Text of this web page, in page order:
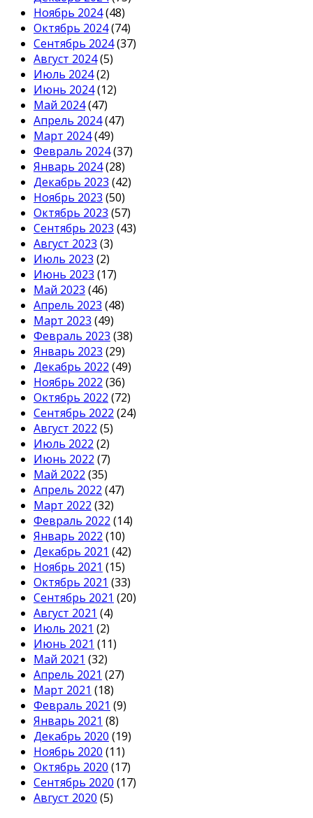
Ноябрь 2024(48)
Октябрь 2024(74)
Сентябрь 2024(37)
Август 2024(5)
Июль 2024(2)
Июнь 2024(12)
Май 2024(47)
Апрель 2024(47)
Март 2024(49)
Февраль 2024(37)
Январь 2024(28)
Декабрь 2023 (42)
Ноябрь 2023 (50)
Октябрь 2023 (57)
Сентябрь 2023 (43)
Август 2023 (3)
Июль 2023 (2)
Июнь 2023 (17)
Май 2023 (46)
Апрель 2023 (48)
Март 2023 (49)
Февраль 2023 (38)
Январь 2023 (29)
Декабрь 2022 (49)
Ноябрь 2022 (36)
Октябрь 2022 (72)
Сентябрь 2022 (24)
Август 2022 (5)
Июль 2022 (2)
Июнь 2022 (7)
Май 2022 (35)
Апрель 2022 (47)
Март 2022 (32)
Февраль 2022 (14)
Январь 2022 (10)
Декабрь 2021 (42)
Ноябрь 2021 (15)
Октябрь 2021 (33)
Сентябрь 2021 (20)
Август 2021 (4)
Июль 2021 (2)
Июнь 2021 (11)
Май 2021 (32)
Апрель 2021 (27)
Март 2021 (18)
Февраль 2021 (9)
Январь 2021 (8)
Декабрь 2020 (19)
Ноябрь 2020 (11)
Октябрь 2020 (17)
Сентябрь 2020 (17)
Август 2020 (5)